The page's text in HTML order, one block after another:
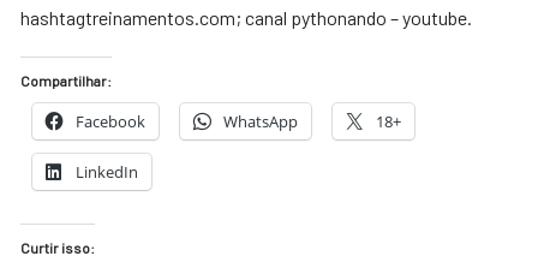
hashtagtreinamentos.com; canal pythonando – youtube.
Compartilhar:
Facebook WhatsApp 18+
LinkedIn
Curtir isso: